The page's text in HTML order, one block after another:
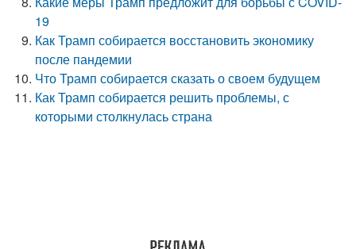
19
Как Трамп собирается восстановить экономику
после пандемии
Что Трамп собирается сказать о своем будущем
Как Трамп собирается решить проблемы, с
которыми столкнулась страна